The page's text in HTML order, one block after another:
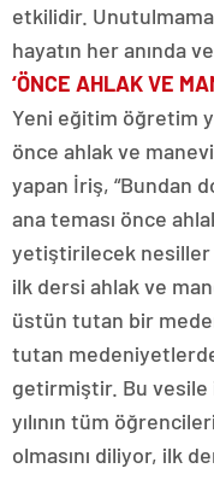
etkilidir.
hayatın her anında
‘ÖNCE AHLAK VE
Yeni eğitim öğretim
önce ahlak ve
yapan İriş, “Bundan
ana teması önce
yetiştirilecek nesiller
ilk dersi ahlak ve
üstün tutan bir
tutan
getirmiştir. Bu
yılının tüm
olmasını diliyor, ilk